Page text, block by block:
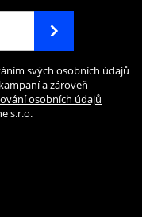
svých osobních údajů
a zároveň
osobních údajů
s.r.o.